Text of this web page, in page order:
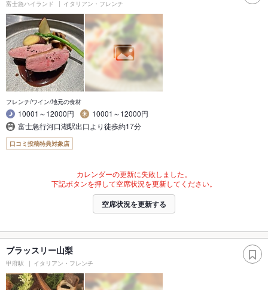
富士急ハイランド イタリアン・フレンチ
フレンチ/ワイン/地元の食材
10001～12000円
10001～12000円
富士急行河口湖駅出口より徒歩約17分
口コミ投稿特典対象店
カレンダーの更新に失敗しました。
下記ボタンを押して空席状況を更新してください。
空席状況を更新する
ブラッスリー山梨
甲府駅 イタリアン・フレンチ